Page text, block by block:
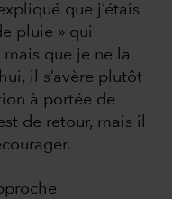
que j’étais
pluie » qui
que je ne la
il s’avère plutôt
à portée de
de retour, mais il